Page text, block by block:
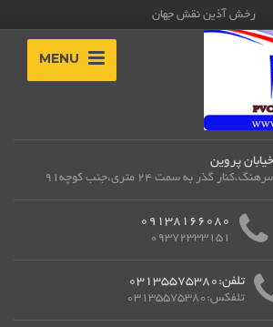
رخش آذین نقش جهان
MENU
پروین
گذر به سمت 24 متری،جنب کوچه91
09138166080
09372333151
تلفن:03135575380
تلفکس:03135575380